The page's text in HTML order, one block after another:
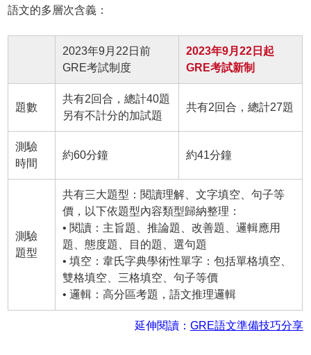
語文的多層次含義：
2023年9月22日前
GRE考試制度
2023年9月22日起
GRE考試新制
題數
共有2回合，總計40題
另有不計分的加試題
共有2回合，總計27題
測驗
時間
約60分鐘 約41分鐘
測驗
題型
共有三大題型：閱讀理解、文字填空、句子等
價，以下依題型內容類型歸納整理：
• 閱讀：主旨題、推論題、改善題、邏輯應用
題、態度題、目的題、選句題
• 填空：韋氏字典學術性單字：包括單格填空、
雙格填空、三格填空、句子等價
• 邏輯：高分區考題，語文推理邏輯
延伸閱讀： GRE語文準備技巧分享